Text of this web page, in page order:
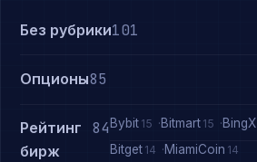
Без рубрики101
Опционы85
Рейтинг
бирж
84 Bybit 15 Bitmart 15 BingX
Bitget 14 MiamiCoin 14